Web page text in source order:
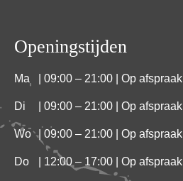
Openingstijden
Ma | 09:00 – 21:00 | Op afspraak
Di | 09:00 – 21:00 | Op afspraak
Wo | 09:00 – 21:00 | Op afspraak
Do | 12:00 – 17:00 | Op afspraak